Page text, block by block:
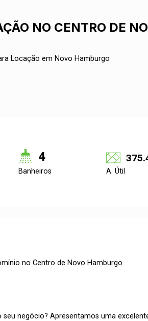
NO CENTRO DE
Locação em Novo Hamburgo
4
Banheiros A. Útil
no Centro de Novo Hamburgo
negócio? Apresentamos uma